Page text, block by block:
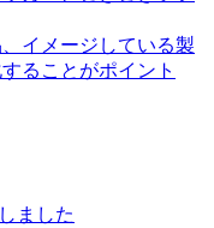
イメージしている製
ることがポイント
ました